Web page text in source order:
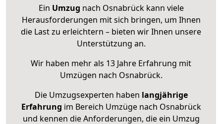
Ein Umzug nach Osnabrück kann viele
Herausforderungen mit sich bringen, um Ihnen
die Last zu erleichtern – bieten wir Ihnen unsere
Unterstützung an.
Wir haben mehr als 13 Jahre Erfahrung mit
Umzügen nach Osnabrück.
Die Umzugsexperten haben langjährige
Erfahrung im Bereich Umzüge nach Osnabrück
und kennen die Anforderungen, die ein Umzug